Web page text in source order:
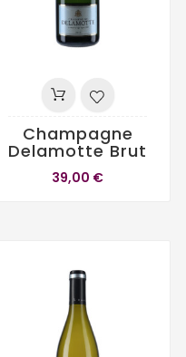
Champagne
Delamotte Brut
39,00 €